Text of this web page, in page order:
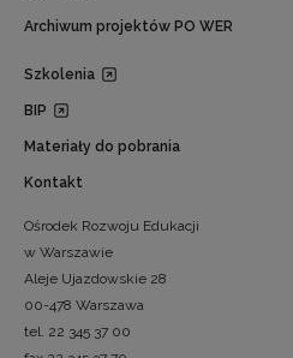
Archiwum projektów PO WER
Szkolenia
BIP
Materiały do pobrania
Kontakt
Ośrodek Rozwoju Edukacji
w Warszawie
Aleje Ujazdowskie 28
00-478 Warszawa
tel. 22 345 37 00